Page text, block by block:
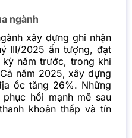
ngành
xây dựng ghi nhận
III/2025 ấn tượng, đạt
năm trước, trong khi
năm 2025, xây dựng
ốc tăng 26%. Những
hồi mạnh mẽ sau
khoản thấp và tín